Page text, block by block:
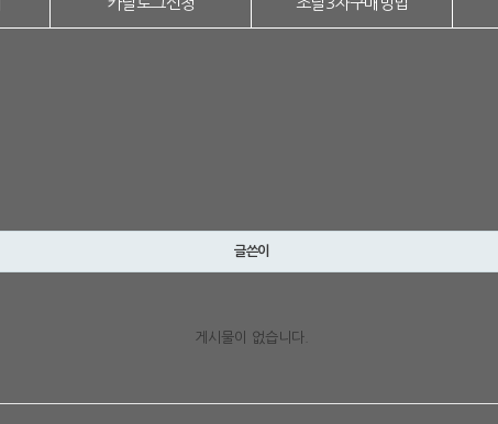
글쓴이
게시물이 없습니다.